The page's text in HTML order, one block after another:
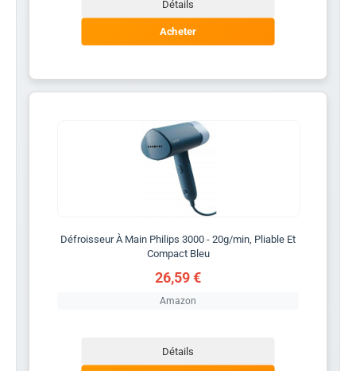
Détails
Acheter
Défroisseur À Main Philips 3000 - 20g/min, Pliable Et
Compact Bleu
26,59 €
Amazon
Détails